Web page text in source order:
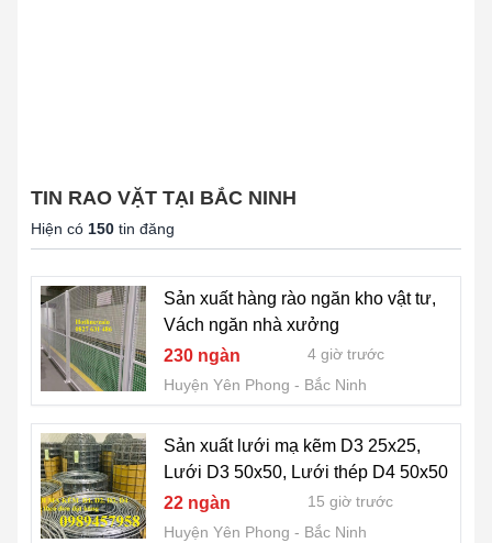
TIN RAO VẶT TẠI BẮC NINH
Hiện có 150 tin đăng
Sản xuất hàng rào ngăn kho vật tư,
Vách ngăn nhà xưởng
230 ngàn
4 giờ trước
Huyện Yên Phong
Bắc Ninh
Sản xuất lưới mạ kẽm D3 25x25,
Lưới D3 50x50, Lưới thép D4 50x50
22 ngàn
15 giờ trước
Huyện Yên Phong
Bắc Ninh